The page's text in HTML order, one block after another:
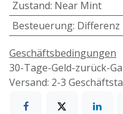
Zustand: Near Mint
Besteuerung: Differenz
Geschäftsbedingungen
30-Tage-Geld-zurück-
Versand: 2-3